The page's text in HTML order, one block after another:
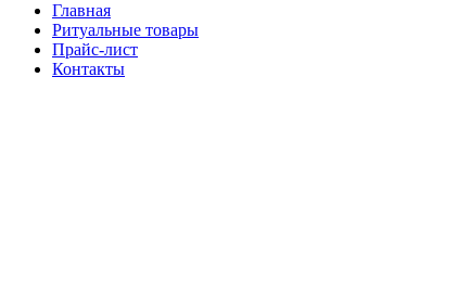
Главная
Ритуальные товары
Прайс-лист
Контакты